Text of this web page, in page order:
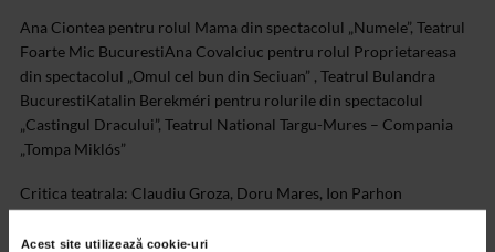
Acest site utilizează cookie-uri
Ana Ciontea pentru rolul Mama din spectacolul „Numele”, Teatrul
Foarte Mic BucurestiAna Covalciuc pentru rolul Proprietareasa
din spectacolul „Omul cel bun din Seciuan” , Teatrul Bulandra
BucurestiKatalin Berekméri pentru rolurile din spectacolul
„Castingul Dracului”, Teatrul National Targu-Mures – Compania
„Tompa Miklós”
Critica teatrala: Claudiu Groza, Doru Mares, Ion Parhon
Teatru radiofonic: